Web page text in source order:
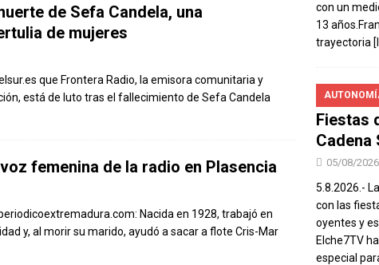
de Sefa Candela, una
de mujeres
que Frontera Radio, la emisora comunitaria y
está de luto tras el fallecimiento de Sefa Candela
femenina de la radio en Plasencia
Nacida en 1928, trabajó en
y, al morir su marido, ayudó a sacar a flote Cris-Mar
con un
13
trayectoria
Fiestas
Cadena
05/08/2026
5.8.2026.-
con las
oyentes y
Elche7TV
especial